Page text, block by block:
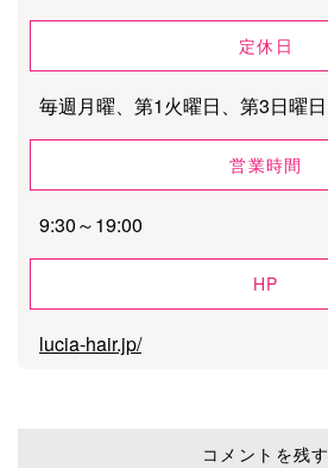
定休日
毎週月曜、第1火曜日、第3日曜日
営業時間
9:30～19:00
HP
lucia-hair.jp/
コメントを残す